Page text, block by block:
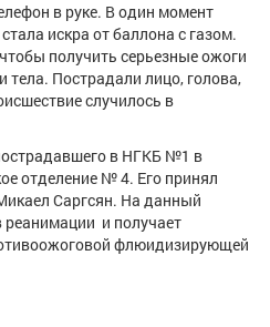
Компании
Проекты
в руке. В один момент
искра от баллона с газом.
получить серьезные ожоги
тела. Пострадали лицо, голова,
случилось в
в НГКБ №1 в
отделение № 4. Его принял
Саргсян. На данный
реанимации и получает
флюидизирующей